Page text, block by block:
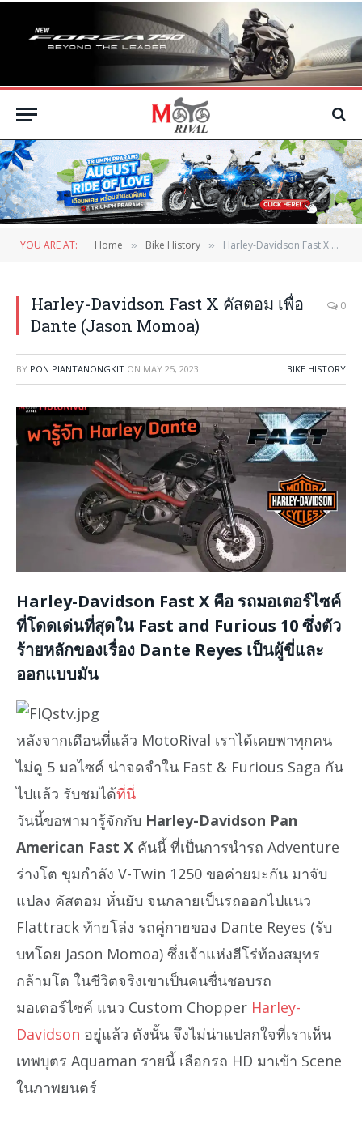
YOU ARE AT: Home » Bike History » Harley-Davidson Fast X คัสตอม เพื่อ Dante (Jason Momoa)
Harley-Davidson Fast X คัสตอม เพื่อ
Dante (Jason Momoa)
0
BY PON PIANTANONGKIT ON MAY 25, 2023 BIKE HISTORY
Harley-Davidson Fast X คือ รถมอเตอร์ไซค์
ที่โดดเด่นที่สุดใน Fast and Furious 10 ซึ่งตัว
ร้ายหลักของเรื่อง Dante Reyes เป็นผู้ขี่และ
ออกแบบมัน
หลังจากเดือนที่แล้ว MotoRival เราได้เคยพาทุกคน
ไม่ดู 5 มอไซค์ น่าจดจำใน Fast & Furious Saga กัน
ไปแล้ว รับชมได้ที่นี่
วันนี้ขอพามารู้จักกับ Harley-Davidson Pan
American Fast X คันนี้ ที่เป็นการนำรถ Adventure
ร่างโต ขุมกำลัง V-Twin 1250 ขอค่ายมะกัน มาจับ
แปลง คัสตอม หั่นยับ จนกลายเป็นรถออกไปแนว
Flattrack ท้ายโล่ง รถคู่กายของ Dante Reyes (รับ
บทโดย Jason Momoa) ซึ่งเจ้าแห่งฮีโร่ท้องสมุทร
กล้ามโต ในชีวิตจริงเขาเป็นคนชื่นชอบรถ
มอเตอร์ไซค์ แนว Custom Chopper Harley-
Davidson อยู่แล้ว ดังนั้น จึงไม่น่าแปลกใจที่เราเห็น
เทพบุตร Aquaman รายนี้ เลือกรถ HD มาเข้า Scene
ในภาพยนตร์